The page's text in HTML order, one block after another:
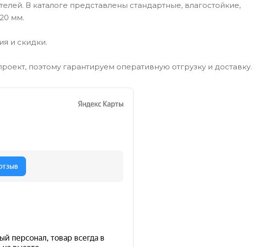
В каталоге представлены стандартные, влагостойкие,
мм.
и скидки.
поэтому гарантируем оперативную отгрузку и доставку.